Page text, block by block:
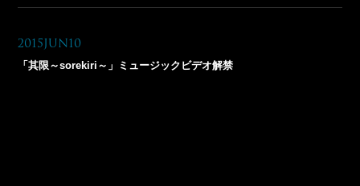
2015Jun10
「其限～sorekiri～」ミュージックビデオ解禁